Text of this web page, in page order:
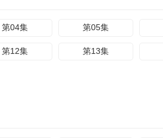
第04集 第05集
第12集 第13集